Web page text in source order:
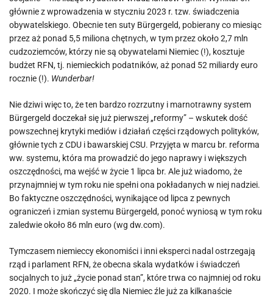
głównie z wprowadzenia w styczniu 2023 r. tzw. świadczenia
obywatelskiego. Obecnie ten suty Bürgergeld, pobierany co miesiąc
przez aż ponad 5,5 miliona chętnych, w tym przez około 2,7 mln
cudzoziemców, którzy nie są obywatelami Niemiec (!), kosztuje
budżet RFN, tj. niemieckich podatników, aż ponad 52 miliardy euro
rocznie (!). Wunderbar!
Nie dziwi więc to, że ten bardzo rozrzutny i marnotrawny system
Bürgergeld doczekał się już pierwszej „reformy” – wskutek dość
powszechnej krytyki mediów i działań części rządowych polityków,
głównie tych z CDU i bawarskiej CSU. Przyjęta w marcu br. reforma
ww. systemu, która ma prowadzić do jego naprawy i większych
oszczędności, ma wejść w życie 1 lipca br. Ale już wiadomo, że
przynajmniej w tym roku nie spełni ona pokładanych w niej nadziei.
Bo faktyczne oszczędności, wynikające od lipca z pewnych
ograniczeń i zmian systemu Bürgergeld, ponoć wyniosą w tym roku
zaledwie około 86 mln euro (wg dw.com).
Tymczasem niemieccy ekonomiści i inni eksperci nadal ostrzegają
rząd i parlament RFN, że obecna skala wydatków i świadczeń
socjalnych to już „życie ponad stan”, które trwa co najmniej od roku
2020. I może skończyć się dla Niemiec źle już za kilkanaście